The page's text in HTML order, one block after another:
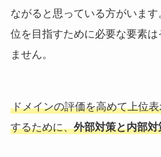
ながると思っている方がいま
位を目指すために必要な要素は
ません。
ドメインの評価を高めて上位
するために、外部対策と内部対